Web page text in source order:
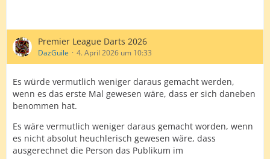
Premier League Darts 2026
DazGuile 4. April 2026 um 10:33
Es würde vermutlich weniger daraus gemacht werden,
wenn es das erste Mal gewesen wäre, dass er sich daneben
benommen hat.
Es wäre vermutlich weniger daraus gemacht worden, wenn
es nicht absolut heuchlerisch gewesen wäre, dass
ausgerechnet die Person das Publikum im